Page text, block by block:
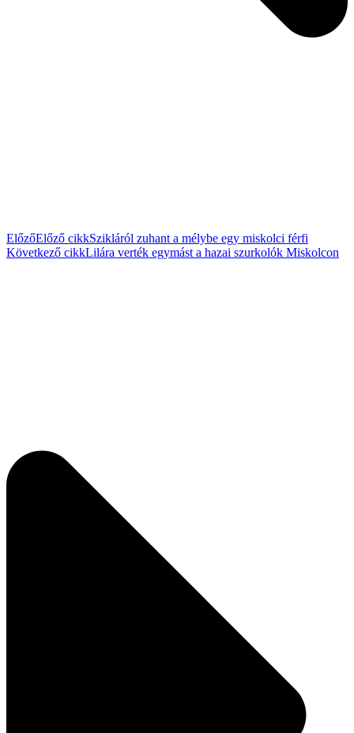
ElőzőElőző cikkSzikláról zuhant a mélybe egy miskolci férfi
Következő cikkLilára verték egymást a hazai szurkolók Miskolcon